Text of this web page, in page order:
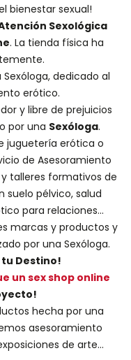
bienestar sexual!
Sexológica
. La tienda física ha
Sexóloga, dedicado al
erótico.
y libre de prejuicios
por una Sexóloga.
juguetería erótica o
de Asesoramiento
talleres formativos de
suelo pélvico, salud
para relaciones...
marcas y productos y
por una Sexóloga.
Destino!
un sex shop online
hecha por una
asesoramiento
de arte...